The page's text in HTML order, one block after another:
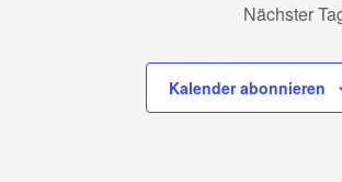
Nächster
Kalender abonnieren